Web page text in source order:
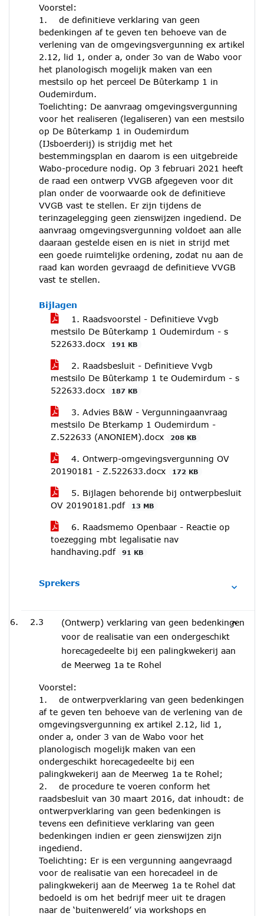
Voorstel:
1. de definitieve verklaring van geen
bedenkingen af te geven ten behoeve van de
verlening van de omgevingsvergunning ex artikel
2.12, lid 1, onder a, onder 3o van de Wabo voor
het planologisch mogelijk maken van een
mestsilo op het perceel De Bûterkamp 1 in
Oudemirdum.
Toelichting: De aanvraag omgevingsvergunning
voor het realiseren (legaliseren) van een mestsilo
op De Bûterkamp 1 in Oudemirdum
(IJsboerderij) is strijdig met het
bestemmingsplan en daarom is een uitgebreide
Wabo-procedure nodig. Op 3 februari 2021 heeft
de raad een ontwerp VVGB afgegeven voor dit
plan onder de voorwaarde ook de definitieve
VVGB vast te stellen. Er zijn tijdens de
terinzagelegging geen zienswijzen ingediend. De
aanvraag omgevingsvergunning voldoet aan alle
daaraan gestelde eisen en is niet in strijd met
een goede ruimtelijke ordening, zodat nu aan de
raad kan worden gevraagd de definitieve VVGB
vast te stellen.
Bijlagen
1. Raadsvoorstel - Definitieve Vvgb
mestsilo De Bûterkamp 1 Oudemirdum - s
522633.docx
191 KB
2. Raadsbesluit - Definitieve Vvgb
mestsilo De Bûterkamp 1 te Oudemirdum - s
522633.docx
187 KB
3. Advies B&W - Vergunningaanvraag
mestsilo De Bterkamp 1 Oudemirdum -
Z.522633 (ANONIEM).docx
208 KB
4. Ontwerp-omgevingsvergunning OV
20190181 - Z.522633.docx
172 KB
5. Bijlagen behorende bij ontwerpbesluit
OV 20190181.pdf
13 MB
6. Raadsmemo Openbaar - Reactie op
toezegging mbt legalisatie nav
handhaving.pdf
91 KB
Sprekers
2.3
(Ontwerp) verklaring van geen bedenkingen
voor de realisatie van een ondergeschikt
horecagedeelte bij een palingkwekerij aan
de Meerweg 1a te Rohel
Voorstel:
1. de ontwerpverklaring van geen bedenkingen
af te geven ten behoeve van de verlening van de
omgevingsvergunning ex artikel 2.12, lid 1,
onder a, onder 3 van de Wabo voor het
planologisch mogelijk maken van een
ondergeschikt horecagedeelte bij een
palingkwekerij aan de Meerweg 1a te Rohel;
2. de procedure te voeren conform het
raadsbesluit van 30 maart 2016, dat inhoudt: de
ontwerpverklaring van geen bedenkingen is
tevens een definitieve verklaring van geen
bedenkingen indien er geen zienswijzen zijn
ingediend.
Toelichting: Er is een vergunning aangevraagd
voor de realisatie van een horecadeel in de
palingkwekerij aan de Meerweg 1a te Rohel dat
bedoeld is om het bedrijf meer uit te dragen
naar de ‘buitenwereld’ via workshops en